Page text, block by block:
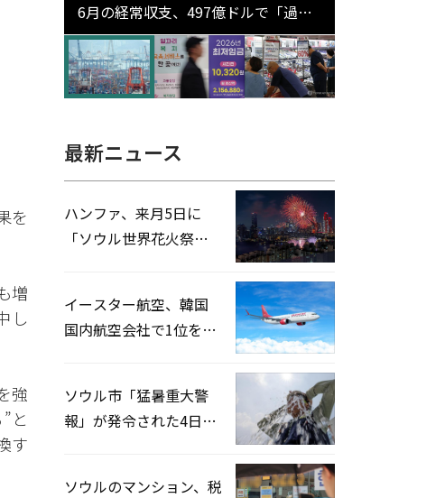
を
増
し
強
と
す
6月の経常収支、497億ドルで「過去
最大」…輸出が初の1000億ドル突破
最新ニュース
ハンファ、来月5日に
「ソウル世界花火祭り
イースター航空、韓国
国内航空会社で1位を記
ソウル市「猛暑重大警
報」が発令された4日、
ソウルのマンション、税